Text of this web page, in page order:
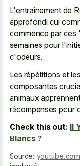
L'entraînement de
approfondi qui
commence par des
semaines pour
d'odeurs.
Les répétitions et
composantes
animaux
récompenses pour
Check this out: Il
Blancs ?
Source: youtube.com